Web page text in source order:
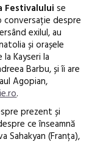
Festivalului se
despre
exilul, au
și orașele
Kayseri la
Barbu, și îi are
Agopian,
.
prezent și
ce înseamnă
Sahakyan (Franța),